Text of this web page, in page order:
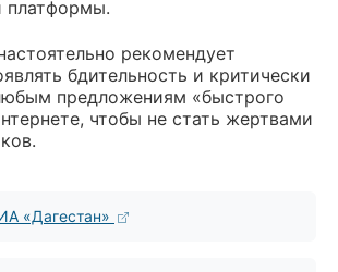
платформы.
рекомендует
бдительность и критически
предложениям «быстрого
чтобы не стать жертвами
«Дагестан»